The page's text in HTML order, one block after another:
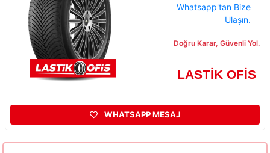
Whatsapp'tan Bize
Ulaşın.
Doğru Karar, Güvenli Yol.
LASTİK OFİS
WHATSAPP MESAJ